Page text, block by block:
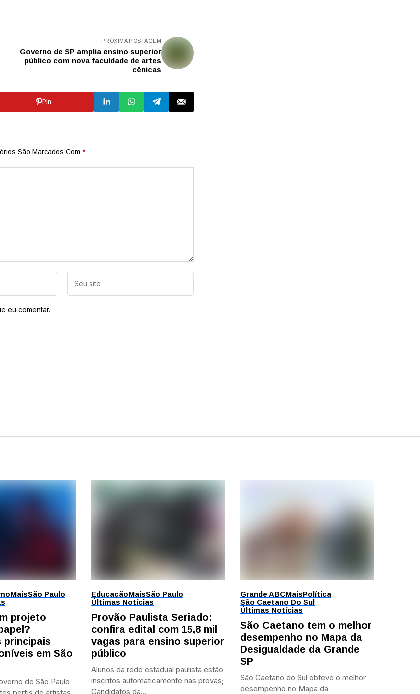
PRÓXIMA POSTAGEM
Governo de SP amplia ensino superior
público com nova faculdade de artes
cênicas
Pin
São Marcados Com *
eu comentar.
MaisSão Paulo
projeto
principais
em São
de São Paulo
EducaçãoMaisSão Paulo
Últimas Notícias
Provão Paulista Seriado:
confira edital com 15,8 mil
vagas para ensino superior
público
Alunos da rede estadual paulista estão
inscritos automaticamente nas provas;
Candidatos da...
Grande ABCMaisPolítica
São Caetano Do Sul
Últimas Notícias
São Caetano tem o melhor
desempenho no Mapa da
Desigualdade da Grande
SP
São Caetano do Sul obteve o melhor
desempenho no Mapa da